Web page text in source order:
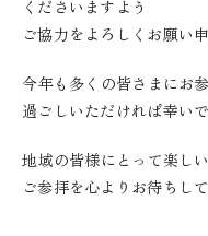
くださいますよう
ご協力をよろしくお願い
今年も多くの皆さまにお
過ごしいただければ幸いで
地域の皆様にとって楽し
ご参拝を心よりお待ちし